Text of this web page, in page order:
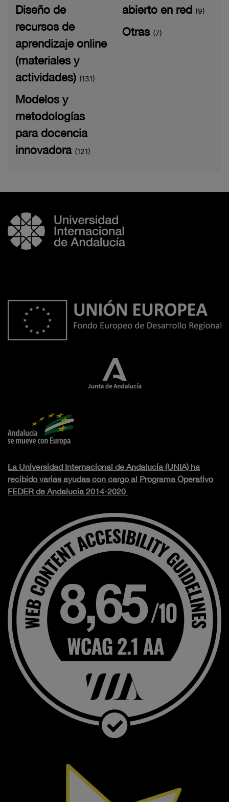
Diseño de
recursos de
aprendizaje online
(materiales y
actividades) (131)
Modelos y
metodologías
para docencia
innovadora (121)
abierto en red (9)
Otras (7)
La Universidad Internacional de Andalucía (UNIA) ha
recibido varias ayudas con cargo al Programa Operativo
FEDER de Andalucía 2014-2020